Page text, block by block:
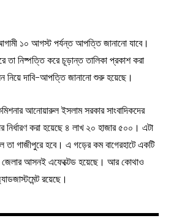
১০ আগস্ট পর্যন্ত আপত্তি জানানো যাবে।
তা নিষ্পত্তি করে চূড়ান্ত তালিকা প্রকাশ করা
নিয়ে দাবি-আপত্তি জানানো শুরু হয়েছে।
কমিশনার আনোয়ারুল ইসলাম সরকার সাংবাদিকদের
নির্ধারণ করা হয়েছে ৪ লাখ ২০ হাজার ৫০০। এটা
তা গাজীপুরে হবে। এ গড়ের কম বাগেরহাটে একটি
আসনই এফেক্টেড হয়েছে। আর কোথাও
রয়েছে।